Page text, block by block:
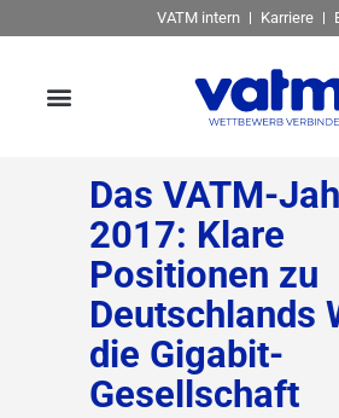
VATM intern Karriere
Das VATM-
2017: Klare
Positionen zu
Deutschlands
die Gigabit-
Gesellschaft